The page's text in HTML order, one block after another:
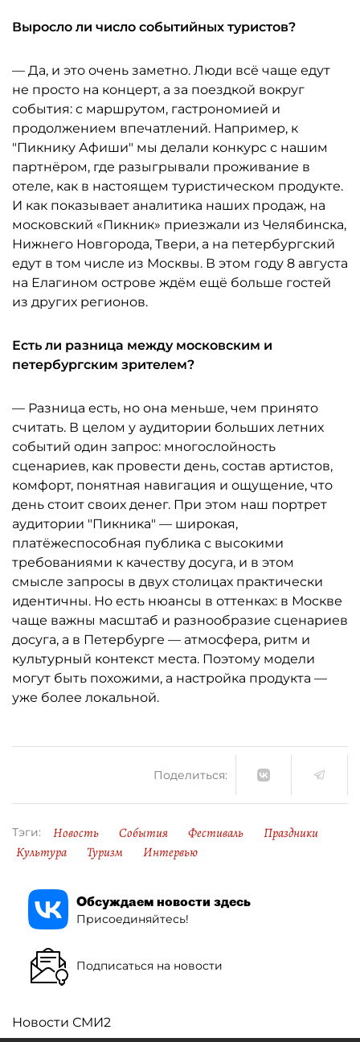
Выросло ли число событийных туристов?
— Да, и это очень заметно. Люди всё чаще едут
не просто на концерт, а за поездкой вокруг
события: с маршрутом, гастрономией и
продолжением впечатлений. Например, к
"Пикнику Афиши" мы делали конкурс с нашим
партнёром, где разыгрывали проживание в
отеле, как в настоящем туристическом продукте.
И как показывает аналитика наших продаж, на
московский «Пикник» приезжали из Челябинска,
Нижнего Новгорода, Твери, а на петербургский
едут в том числе из Москвы. В этом году 8 августа
на Елагином острове ждём ещё больше гостей
из других регионов.
Есть ли разница между московским и
петербургским зрителем?
— Разница есть, но она меньше, чем принято
считать. В целом у аудитории больших летних
событий один запрос: многослойность
сценариев, как провести день, состав артистов,
комфорт, понятная навигация и ощущение, что
день стоит своих денег. При этом наш портрет
аудитории "Пикника" — широкая,
платёжеспособная публика с высокими
требованиями к качеству досуга, и в этом
смысле запросы в двух столицах практически
идентичны. Но есть нюансы в оттенках: в Москве
чаще важны масштаб и разнообразие сценариев
досуга, а в Петербурге — атмосфера, ритм и
культурный контекст места. Поэтому модели
могут быть похожими, а настройка продукта —
уже более локальной.
Поделиться:
Тэги: Новость События Фестиваль
Праздники
Культура
Туризм Интервью
Обсуждаем новости здесь
Присоединяйтесь!
Подписаться на новости
Новости СМИ2